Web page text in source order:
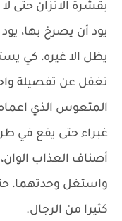
بقشرة الاتزان حتى
يود أن يصرخ بها،
يظل الا غيره، كي
تغفل عن تفصيلة
المتعوس الذي
غبراء حتى يقع في
أصناف العذاب
واستغل وحدتهما،
كثيرا من الرجال.